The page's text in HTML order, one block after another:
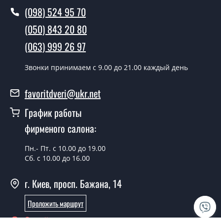
Да производим. Монтаж дверных полотен
производится согласно очереди, во все дни кроме
Сколько стоит установка дверей
белый - от 1800 грн.
Можно на сегодня вызвать
замерщика?
У вас есть в наличии готовые
дверные полотна?
Да, мы имеем большой ассортимент готовых дверных
(098) 524 95 70
(050) 843 20 80
(063) 999 26 97
Звонки принимаем c 9.00 до 21.00 каждый день
favoritdveri@ukr.net
График работы
фирменого салона:
Пн.- Пт. с 10.00 до 19.00
Сб. с 10.00 до 16.00
г. Киев, просп. Бажана, 14
Проложить маршрут